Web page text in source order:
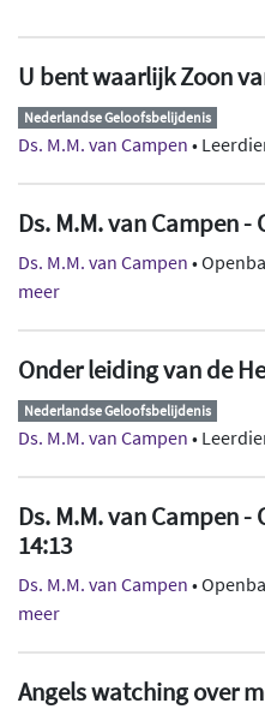
U bent waarlijk Zoon
Nederlandse Geloofsbelijdenis
Ds. M.M. van Campen •
Ds. M.M. van Campen -
Ds. M.M. van Campen •
meer
Onder leiding van de
Nederlandse Geloofsbelijdenis
Ds. M.M. van Campen •
Ds. M.M. van Campen
14:13
Ds. M.M. van Campen •
meer
Angels watching over